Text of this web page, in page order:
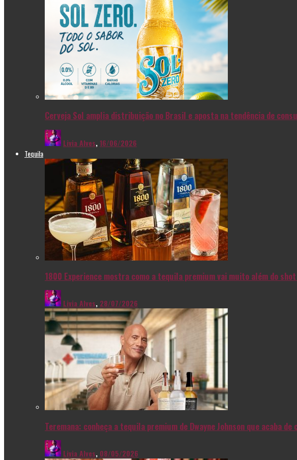
Cerveja Sol amplia distribuição no Brasil e aposta na tendência de
Livia Alves,16/06/2026
Tequila
1800 Experience mostra como a tequila premium vai muito além do
Livia Alves, 28/07/2026
Teremana: conheça a tequila premium de Dwayne Johnson que acaba
Livia Alves, 08/05/2026